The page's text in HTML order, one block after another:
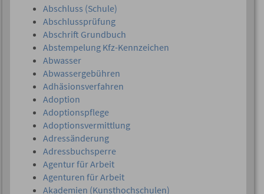
Abschluss (Schule)
Abschlussprüfung
Abschrift Grundbuch
Abstempelung Kfz-Kennzeichen
Abwasser
Abwassergebühren
Adhäsionsverfahren
Adoption
Adoptionspflege
Adoptionsvermittlung
Adressänderung
Adressbuchsperre
Agentur für Arbeit
Agenturen für Arbeit
Akademien (Kunsthochschulen)